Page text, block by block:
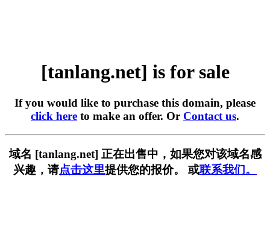
[tanlang.net] is for sale
If you would like to purchase this domain, please
click here to make an offer. Or Contact us.
域名 [tanlang.net] 正在出售中，如果您对该域名感
兴趣，请点击这里提供您的报价。 或联系我们。